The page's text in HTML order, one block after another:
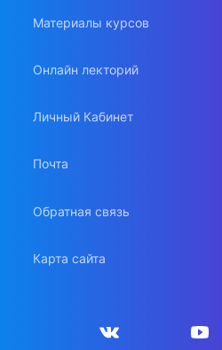
Материалы курсов
Онлайн лекторий
Личный Кабинет
Почта
Обратная связь
Карта сайта